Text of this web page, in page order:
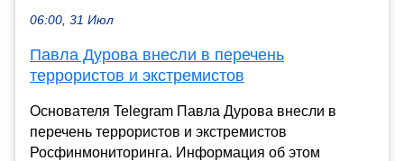
06:00, 31 Июл
Павла Дурова внесли в перечень
террористов и экстремистов
Основателя Telegram Павла Дурова внесли в
перечень террористов и экстремистов
Росфинмониторинга. Информация об этом